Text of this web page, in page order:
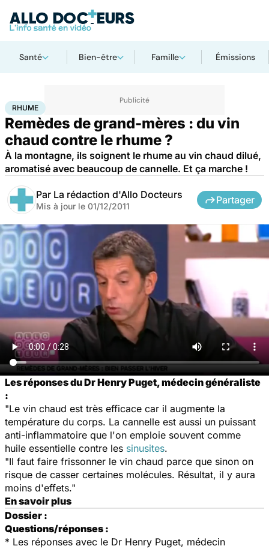
Santé Bien-être Famille Émissions
AccueilSanté
RHUME
Remèdes de grand-mères : du vin
chaud contre le rhume ?
À la montagne, ils soignent le rhume au vin chaud dilué,
aromatisé avec beaucoup de cannelle. Et ça marche !
Par La rédaction d'Allo Docteurs
Mis à jour le 01/12/2011
Partager
Les réponses du Dr Henry Puget, médecin généraliste
:
"Le vin chaud est très efficace car il augmente la
température du corps. La cannelle est aussi un puissant
anti-inflammatoire que l'on emploie souvent comme
huile essentielle contre les sinusites.
"Il faut faire frissonner le vin chaud parce que sinon on
risque de casser certaines molécules. Résultat, il y aura
moins d'effets."
En savoir plus
Dossier :
Questions/réponses :
* Les réponses avec le Dr Henry Puget, médecin